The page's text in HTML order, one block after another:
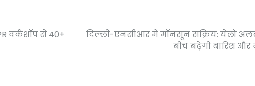
वर्कशॉप से 40+
दिल्ली-एनसीआर में मॉनसून सक्रिय: येलो
बीच बढ़ेगी बारिश और